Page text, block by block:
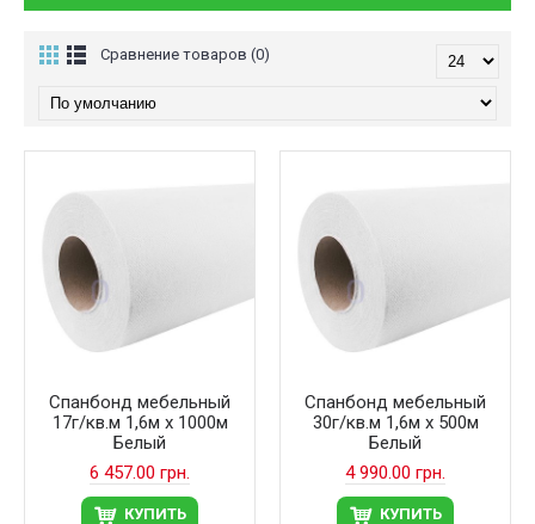
Сравнение товаров (0)
Спанбонд мебельный
17г/кв.м 1,6м х 1000м
Белый
6 457.00 грн.
КУПИТЬ
Спанбонд мебельный
30г/кв.м 1,6м х 500м
Белый
4 990.00 грн.
КУПИТЬ